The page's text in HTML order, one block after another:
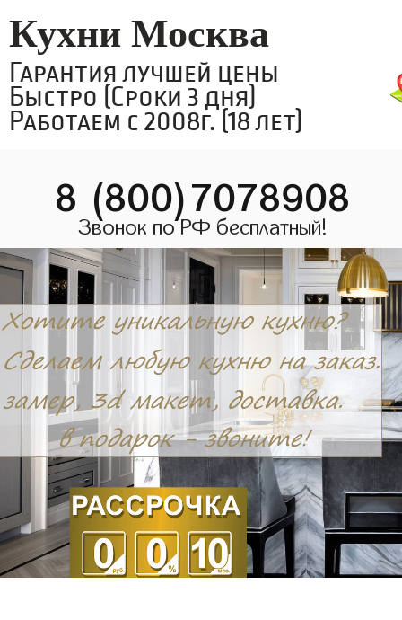
Кухни Москва
Гарантия лучшей цены
Быстро (Сроки 3 дня)
Работаем с 2008г. (18 лет)
8 (800)7078908
Звонок по РФ бесплатный!